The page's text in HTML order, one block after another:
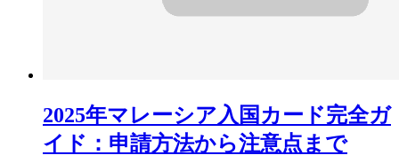
2025年マレーシア入国カード完全ガ
イド：申請方法から注意点まで